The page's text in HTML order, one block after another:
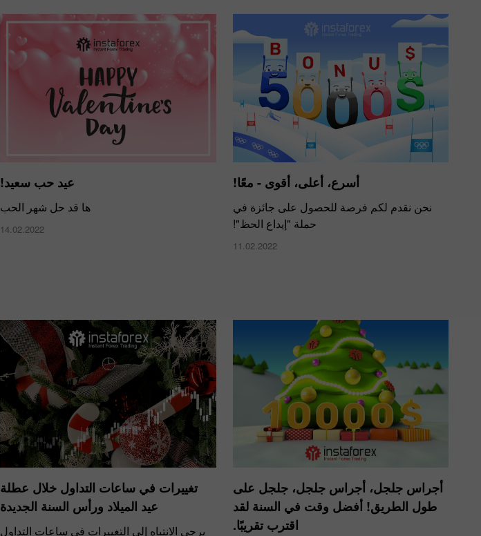
عيد حب سعيد!
ها قد حل شهر الحب
14.02.2022
أسرع، أعلى، أقوى - معًا!
نحن نقدم لكم فرصة للحصول على جائزة في
حملة "إيداع الحظ"!
11.02.2022
تغييرات في ساعات التداول خلال عطلة
عيد الميلاد ورأس السنة الجديدة
يرجى الانتباه إلى التغييرات في ساعات التداول
أجراس جلجل، أجراس جلجل، جلجل على
طول الطريق! أفضل وقت في السنة لقد
اقترب تقريبًا.